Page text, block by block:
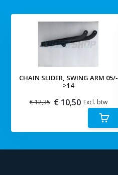
CHAIN SLIDER, SWING ARM 05/-
>14
€ 12,35 € 10,50 Excl. btw